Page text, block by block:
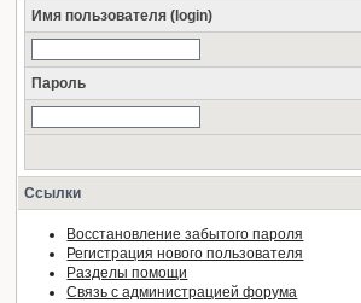
Имя пользователя (login)
Пароль
Ссылки
Восстановление забытого пароля
Регистрация нового пользователя
Разделы помощи
Связь с администрацией форума